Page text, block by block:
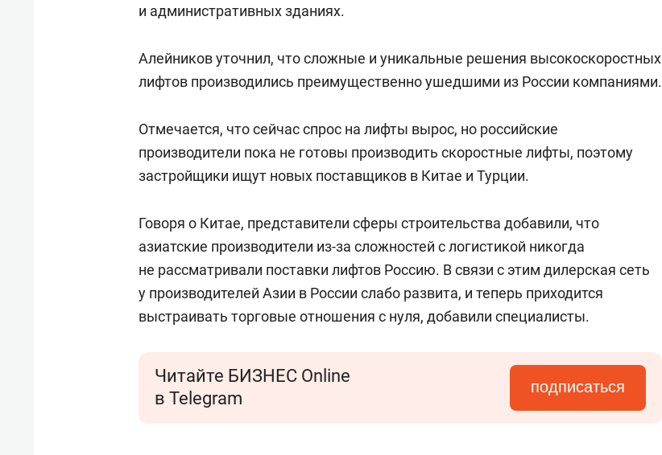
и административных зданиях.
Алейников уточнил, что сложные и уникальные решения высокоскоростных
лифтов производились преимущественно ушедшими из России компаниями.
Отмечается, что сейчас спрос на лифты вырос, но российские
производители пока не готовы производить скоростные лифты, поэтому
застройщики ищут новых поставщиков в Китае и Турции.
Говоря о Китае, представители сферы строительства добавили, что
азиатские производители из-за сложностей с логистикой никогда
не рассматривали поставки лифтов Россию. В связи с этим дилерская сеть
у производителей Азии в России слабо развита, и теперь приходится
выстраивать торговые отношения с нуля, добавили специалисты.
Читайте БИЗНЕС Online
в Telegram
подписаться